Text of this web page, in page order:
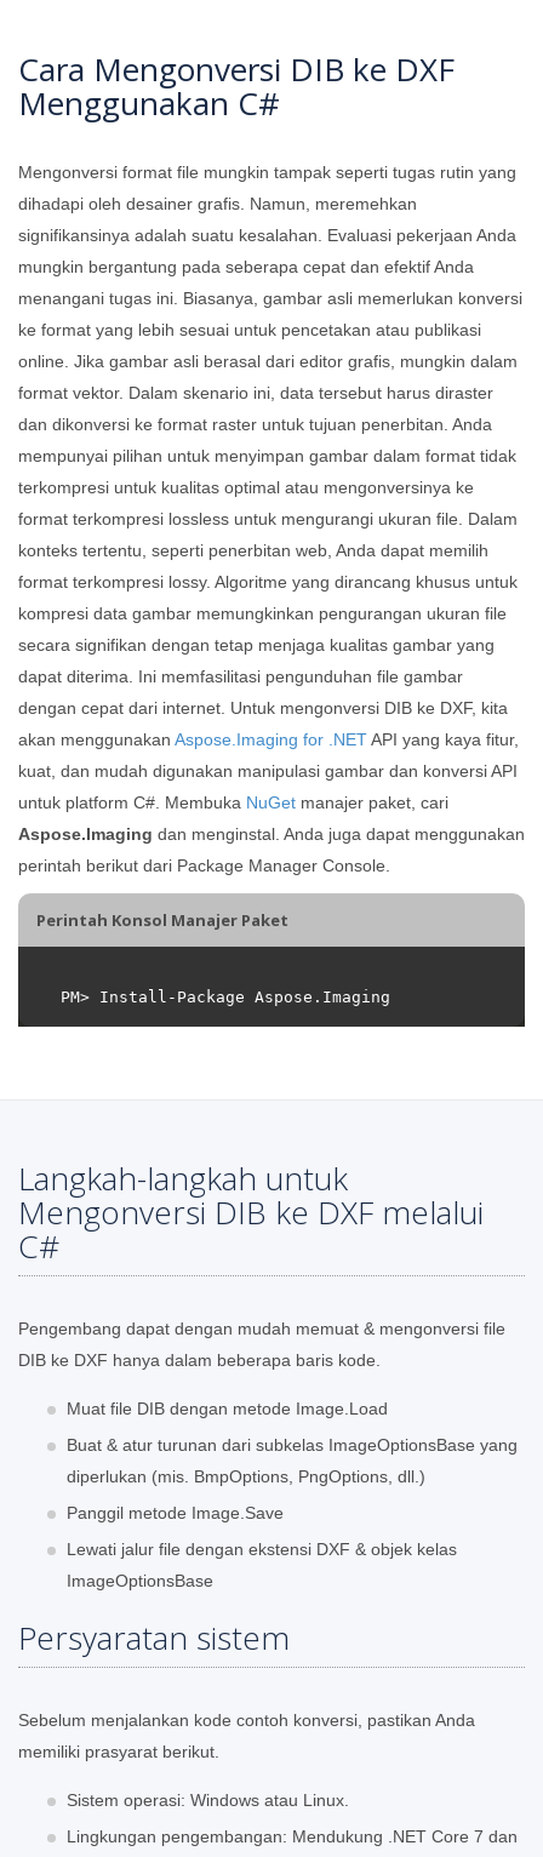
Cara Mengonversi DIB ke DXF
Menggunakan C#
Mengonversi format file mungkin tampak seperti tugas rutin yang
dihadapi oleh desainer grafis. Namun, meremehkan
signifikansinya adalah suatu kesalahan. Evaluasi pekerjaan Anda
mungkin bergantung pada seberapa cepat dan efektif Anda
menangani tugas ini. Biasanya, gambar asli memerlukan konversi
ke format yang lebih sesuai untuk pencetakan atau publikasi
online. Jika gambar asli berasal dari editor grafis, mungkin dalam
format vektor. Dalam skenario ini, data tersebut harus diraster
dan dikonversi ke format raster untuk tujuan penerbitan. Anda
mempunyai pilihan untuk menyimpan gambar dalam format tidak
terkompresi untuk kualitas optimal atau mengonversinya ke
format terkompresi lossless untuk mengurangi ukuran file. Dalam
konteks tertentu, seperti penerbitan web, Anda dapat memilih
format terkompresi lossy. Algoritme yang dirancang khusus untuk
kompresi data gambar memungkinkan pengurangan ukuran file
secara signifikan dengan tetap menjaga kualitas gambar yang
dapat diterima. Ini memfasilitasi pengunduhan file gambar
dengan cepat dari internet. Untuk mengonversi DIB ke DXF, kita
akan menggunakan Aspose.Imaging for .NETAPI yang kaya fitur,
kuat, dan mudah digunakan manipulasi gambar dan konversi API
untuk platform C#. Membuka NuGet manajer paket, cari
Aspose.Imaging dan menginstal. Anda juga dapat menggunakan
perintah berikut dari Package Manager Console.
Perintah Konsol Manajer Paket
Langkah-langkah untuk
Mengonversi DIB ke DXF melalui
C#
Pengembang dapat dengan mudah memuat & mengonversi file
DIB ke DXF hanya dalam beberapa baris kode.
Muat file DIB dengan metode Image.Load
Buat & atur turunan dari subkelas ImageOptionsBase yang
diperlukan (mis. BmpOptions, PngOptions, dll.)
Panggil metode Image.Save
Lewati jalur file dengan ekstensi DXF & objek kelas
ImageOptionsBase
Persyaratan sistem
Sebelum menjalankan kode contoh konversi, pastikan Anda
memiliki prasyarat berikut.
Sistem operasi: Windows atau Linux.
Lingkungan pengembangan: Mendukung .NET Core 7 dan